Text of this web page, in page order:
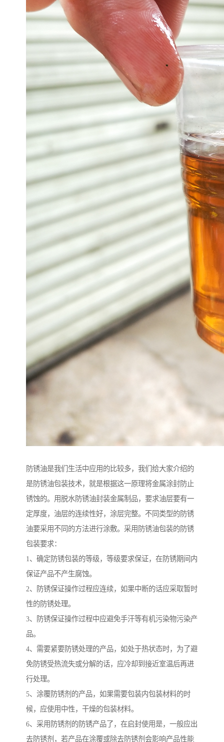
防锈油是我们生活中应用的比较多，我们给大家介绍的
是防锈油包装技术，就是根据这一原理将金属涂封防止
锈蚀的。用脱水防锈油封装金属制品，要求油层要有一
定厚度，油层的连续性好，涂层完整。不同类型的防锈
油要采用不同的方法进行涂敷。采用防锈油包装的防锈
包装要求：
1、确定防锈包装的等级，等级要求保证，在防锈期间内
保证产品不产生腐蚀。
2、防锈保证操作过程应连续，如果中断的话应采取暂时
性的防锈处理。
3、防锈保证操作过程中应避免手汗等有机污染物污染产
品。
4、需要紧要防锈处理的产品，如处于热状态时，为了避
免防锈受热流失或分解的话，应冷却到接近室温后再进
行处理。
5、涂覆防锈剂的产品，如果需要包装内包装材料的时
候，应使用中性，干燥的包装材料。
6、采用防锈剂的防锈产品了，在启封使用是，一般应出
去防锈剂，若产品在涂覆或除去防锈剂会影响产品性能